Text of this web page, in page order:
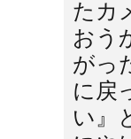
たカ
おう
がっ
に戻
い』